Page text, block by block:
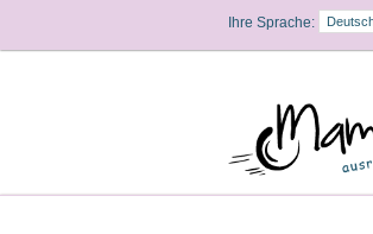
Ihre Sprache: